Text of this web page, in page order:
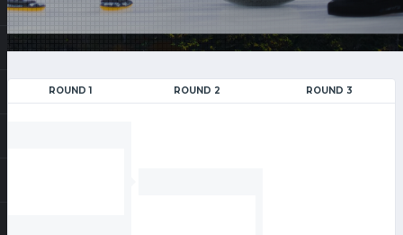
ROUND 1 ROUND 2 ROUND 3